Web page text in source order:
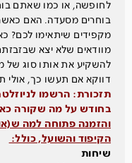
לחופשה, או כמו שאתם
בוחרים מסעדה. האם
מקפידים שיתאימו לכם?
מוודאים שלא יצא
להשקיע את אותו סוג של
דווקא אם תעשו כך,
תזכורת: הרשמו
בחודש על מה שקורה
והזמנה פתוחה למה
הקיפוד והשועל, כולל:
שיחות